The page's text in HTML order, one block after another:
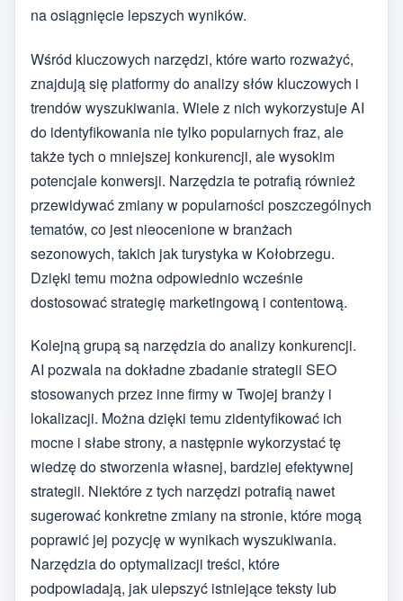
na osiągnięcie lepszych wyników.
Wśród kluczowych narzędzi, które warto rozważyć,
znajdują się platformy do analizy słów kluczowych i
trendów wyszukiwania. Wiele z nich wykorzystuje AI
do identyfikowania nie tylko popularnych fraz, ale
także tych o mniejszej konkurencji, ale wysokim
potencjale konwersji. Narzędzia te potrafią również
przewidywać zmiany w popularności poszczególnych
tematów, co jest nieocenione w branżach
sezonowych, takich jak turystyka w Kołobrzegu.
Dzięki temu można odpowiednio wcześnie
dostosować strategię marketingową i contentową.
Kolejną grupą są narzędzia do analizy konkurencji.
AI pozwala na dokładne zbadanie strategii SEO
stosowanych przez inne firmy w Twojej branży i
lokalizacji. Można dzięki temu zidentyfikować ich
mocne i słabe strony, a następnie wykorzystać tę
wiedzę do stworzenia własnej, bardziej efektywnej
strategii. Niektóre z tych narzędzi potrafią nawet
sugerować konkretne zmiany na stronie, które mogą
poprawić jej pozycję w wynikach wyszukiwania.
Narzędzia do optymalizacji treści, które
podpowiadają, jak ulepszyć istniejące teksty lub